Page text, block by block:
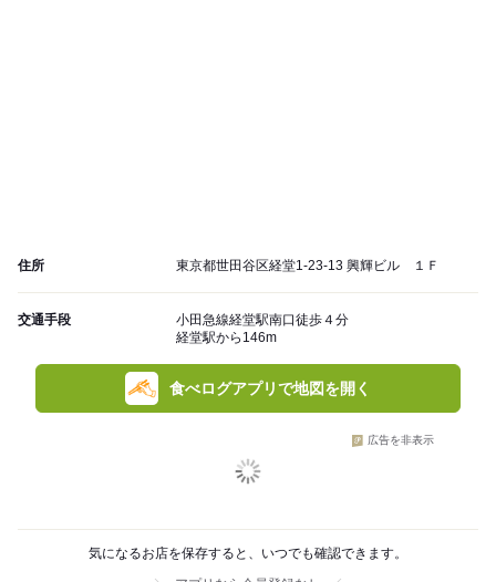
住所 東京都世田谷区経堂1-23-13 興輝ビル １Ｆ
交通手段
小田急線経堂駅南口徒歩４分
経堂駅から146m
食べログアプリで地図を開く
広告を非表示
気になるお店を保存すると、いつでも確認できます。